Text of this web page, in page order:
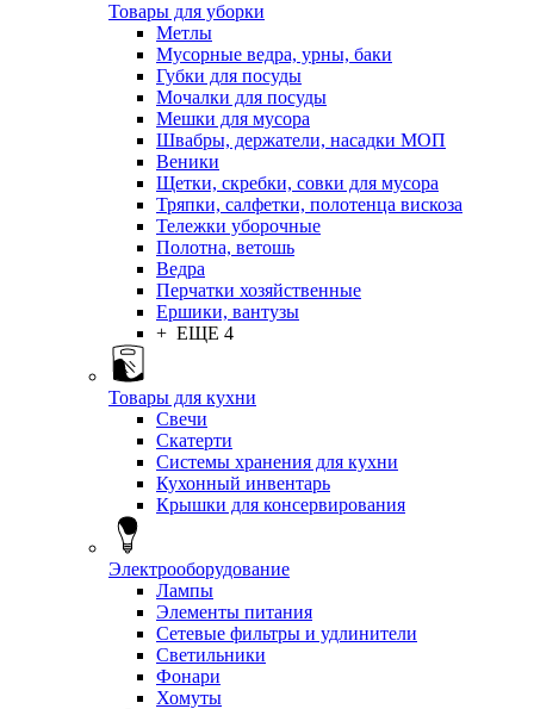
Товары для уборки
Метлы
Мусорные ведра, урны, баки
Губки для посуды
Мочалки для посуды
Мешки для мусора
Швабры, держатели, насадки МОП
Веники
Щетки, скребки, совки для мусора
Тряпки, салфетки, полотенца вискоза
Тележки уборочные
Полотна, ветошь
Ведра
Перчатки хозяйственные
Ершики, вантузы
+ ЕЩЕ 4
Товары для кухни
Свечи
Скатерти
Системы хранения для кухни
Кухонный инвентарь
Крышки для консервирования
Электрооборудование
Лампы
Элементы питания
Сетевые фильтры и удлинители
Светильники
Фонари
Хомуты